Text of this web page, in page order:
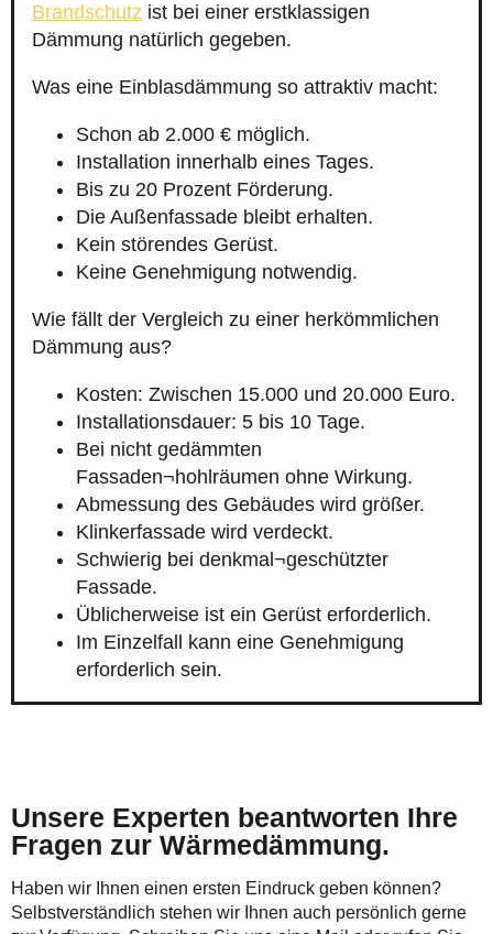
Brandschutz ist bei einer erstklassigen
Dämmung natürlich gegeben.
Was eine Einblasdämmung so attraktiv macht:
Schon ab 2.000 € möglich.
Installation innerhalb eines Tages.
Bis zu 20 Prozent Förderung.
Die Außenfassade bleibt erhalten.
Kein störendes Gerüst.
Keine Genehmigung notwendig.
Wie fällt der Vergleich zu einer herkömmlichen
Dämmung aus?
Kosten: Zwischen 15.000 und 20.000 Euro.
Installationsdauer: 5 bis 10 Tage.
Bei nicht gedämmten
Fassaden¬hohlräumen ohne Wirkung.
Abmessung des Gebäudes wird größer.
Klinkerfassade wird verdeckt.
Schwierig bei denkmal¬geschützter
Fassade.
Üblicherweise ist ein Gerüst erforderlich.
Im Einzelfall kann eine Genehmigung
erforderlich sein.
Unsere Experten beantworten Ihre
Fragen zur Wärmedämmung.
Haben wir Ihnen einen ersten Eindruck geben können?
Selbstverständlich stehen wir Ihnen auch persönlich gerne